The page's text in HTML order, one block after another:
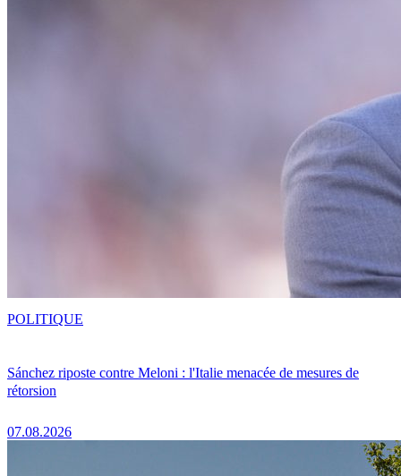
Sánchez riposte contre Meloni : l'Italie menacée de mesures de
rétorsion
07.08.2026
POLITIQUE